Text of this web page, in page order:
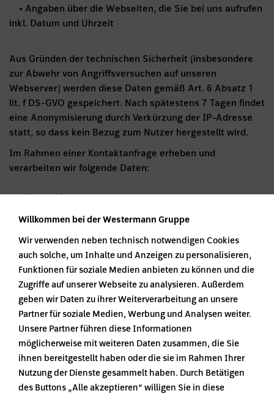
• Angaben über die Webseiten, die Sie bei uns aufrufen
inkl. Datum und Uhrzeit
Aus Gründen der technischen Sicherheit (insbesondere
zur Abwehr von Angriffsversuchen auf unseren
Webserver) werden diese Daten gemäß Art. 6 Absatz 1
lit. f DS-GVO gespeichert. Nach spätestens 7 Tagen findet
eine Anonymisierung durch Verkürzung der IP-Adresse
statt, so dass kein Bezug zum Nutzer hergestellt wird.
Im Rahmen einer Kontaktanfrage erheben und
verarbeiten wir folgende Daten:
• Name, Vorname
• Angaben zu Wünschen und Interessen
Kontaktaufnahme per E-Mail (Art. 6
Abs. 1 lit. a, b DS-GVO)
Auf unserer Webseite ist ein Kontaktformular vorhanden,
das für die elektronische Kontaktaufnahme genutzt
werden kann. Wenn Sie uns über das Kontaktformular
schreiben, verarbeiten wir Ihre im Rahmen des
Kontaktformulars angegebenen Daten zur
Willkommen bei der Westermann Gruppe
Wir verwenden neben technisch notwendigen Cookies
auch solche, um Inhalte und Anzeigen zu personalisieren,
Funktionen für soziale Medien anbieten zu können und die
Zugriffe auf unserer Webseite zu analysieren. Außerdem
geben wir Daten zu ihrer Weiterverarbeitung an unsere
Partner für soziale Medien, Werbung und Analysen weiter.
Unsere Partner führen diese Informationen
möglicherweise mit weiteren Daten zusammen, die Sie
ihnen bereitgestellt haben oder die sie im Rahmen Ihrer
Nutzung der Dienste gesammelt haben. Durch Betätigen
des Buttons „Alle akzeptieren“ willigen Sie in diese